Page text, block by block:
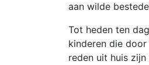
aan wilde
Tot heden ten
kinderen die
reden uit huis